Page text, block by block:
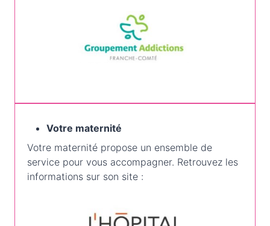
Votre maternité
Votre maternité propose un ensemble de
service pour vous accompagner. Retrouvez les
informations sur son site :